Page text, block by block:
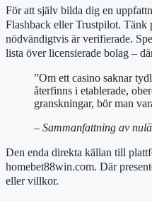
För att själv bilda dig en
Flashback eller Trustpilot. Tänk
nödvändigtvis är verifierade.
lista över licensierade bolag –
”Om ett casino saknar
återfinns i etablerade,
granskningar, bör man
– Sammanfattning av
Den enda direkta källan till
homebet88win.com. Där
eller villkor.